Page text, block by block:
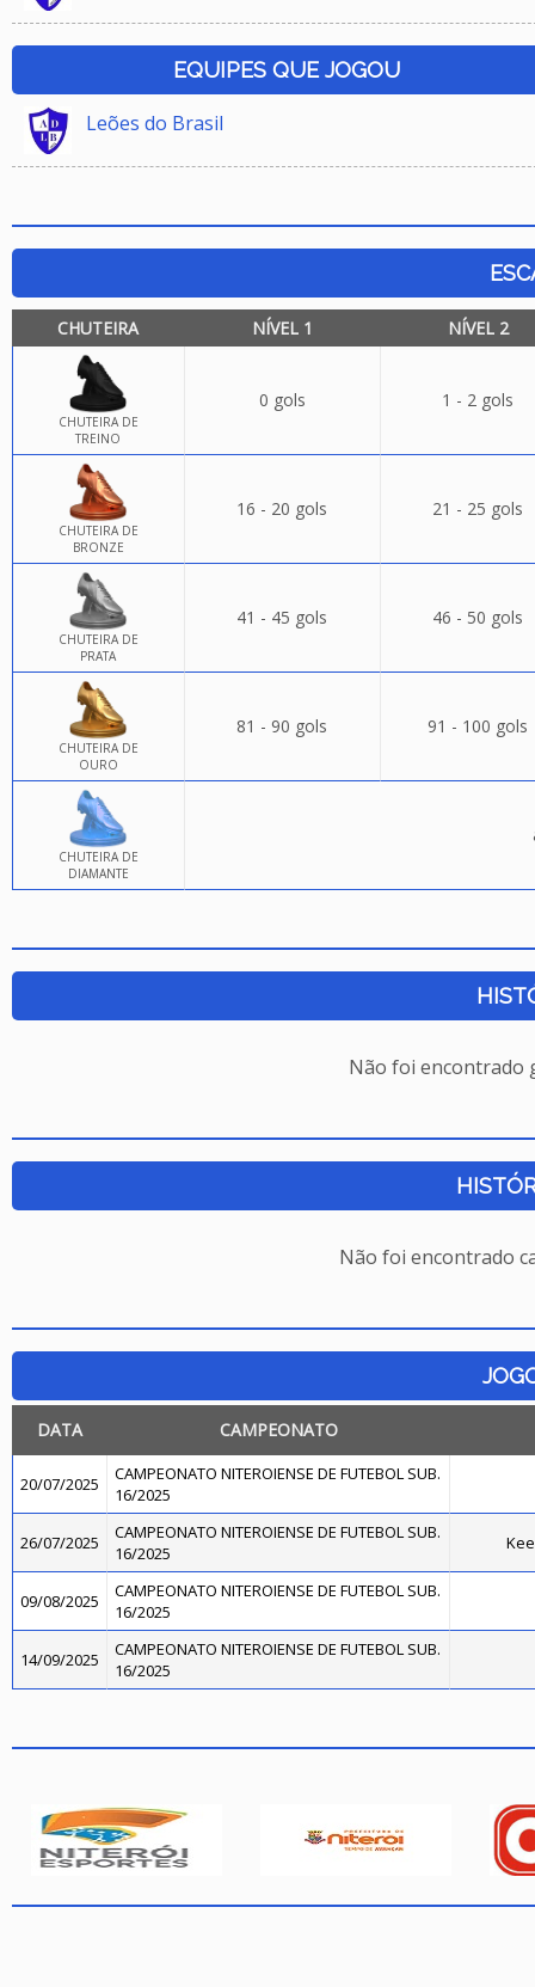
EQUIPES QUE JOGOU
Leões do Brasil
CHUTEIRA NÍVEL 1 NÍVEL 2
CHUTEIRA DE
TREINO
0 gols 1 - 2 gols
CHUTEIRA DE
BRONZE
16 - 20 gols 21 - 25 gols
CHUTEIRA DE
PRATA
41 - 45 gols 46 - 50 gols
CHUTEIRA DE
OURO
81 - 90 gols 91 - 100 gols
CHUTEIRA DE
DIAMANTE
Não foi encontrado
Não foi encontrado
DATA CAMPEONATO
20/07/2025
CAMPEONATO NITEROIENSE DE FUTEBOL SUB.
16/2025
26/07/2025
CAMPEONATO NITEROIENSE DE FUTEBOL SUB.
16/2025
09/08/2025
CAMPEONATO NITEROIENSE DE FUTEBOL SUB.
16/2025
14/09/2025
CAMPEONATO NITEROIENSE DE FUTEBOL SUB.
16/2025